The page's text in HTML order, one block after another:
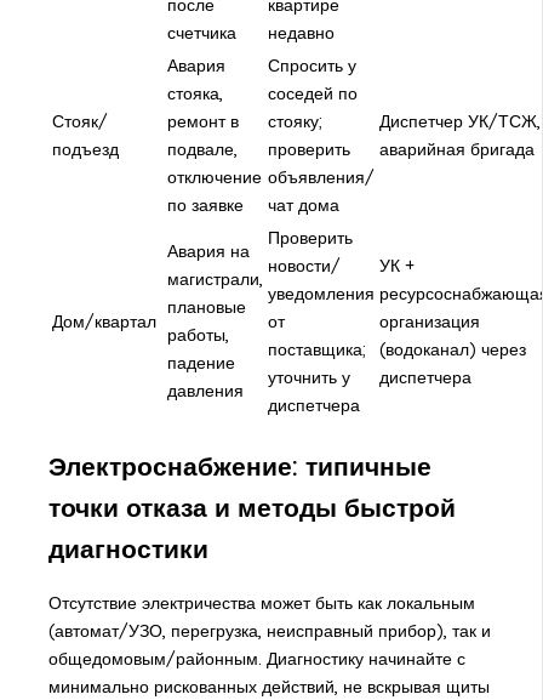
после
счетчика
квартире
недавно
Стояк/
подъезд
Авария
стояка,
ремонт в
подвале,
отключение
по заявке
Спросить у
соседей по
стояку;
проверить
объявления/
чат дома
Диспетчер УК/ТСЖ,
аварийная бригада
Дом/квартал
Авария на
магистрали,
плановые
работы,
падение
давления
Проверить
новости/
уведомления
от
поставщика;
уточнить у
диспетчера
УК +
организация
(водоканал) через
диспетчера
Электроснабжение: типичные
точки отказа и методы быстрой
диагностики
Отсутствие электричества может быть как локальным
(автомат/УЗО, перегрузка, неисправный прибор), так и
общедомовым/районным. Диагностику начинайте с
минимально рискованных действий, не вскрывая щиты